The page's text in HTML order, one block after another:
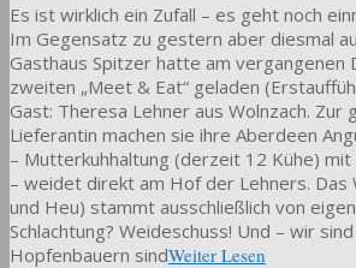
Es ist wirklich ein Zufall – es geht noch
Im Gegensatz zu gestern aber diesmal
Gasthaus Spitzer hatte am vergangenen
zweiten „Meet & Eat“ geladen
Gast: Theresa Lehner aus Wolnzach. Zur
Lieferantin machen sie ihre Aberdeen
– Mutterkuhhaltung (derzeit 12 Kühe)
– weidet direkt am Hof der Lehners. Das
und Heu) stammt ausschließlich von
Schlachtung? Weideschuss! Und – wir
Hopfenbauern sindWeiter Lesen